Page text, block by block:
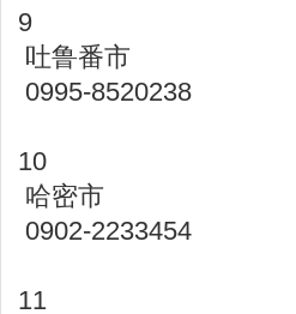
9
吐鲁番市
0995-8520238
10
哈密市
0902-2233454
11